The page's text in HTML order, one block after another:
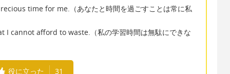
time for me.（あなたと時間を過ごすことは常に私
cannot afford to waste.（私の学習時間は無駄にできな
役に立った 31